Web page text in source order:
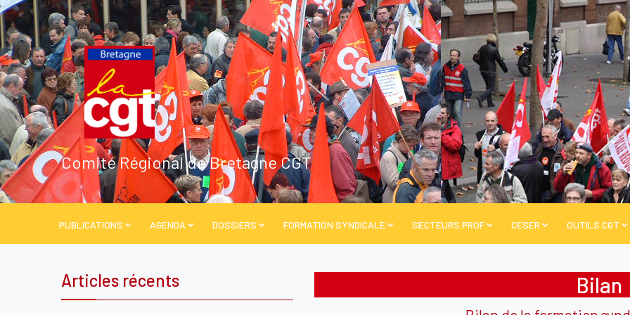
Comité Régional de Bretagne CGT
PUBLICATIONS AGENDA DOSSIERS FORMATION SYNDICALE SECTEURS PROF CESER OUTILS CGT
Bilan
Articles récents